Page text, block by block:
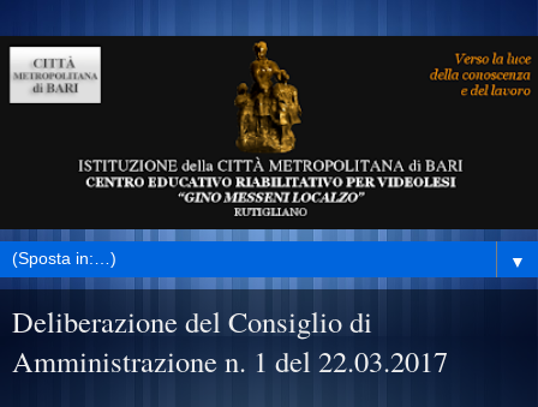
▼
Deliberazione del Consiglio di
Amministrazione n. 1 del 22.03.2017